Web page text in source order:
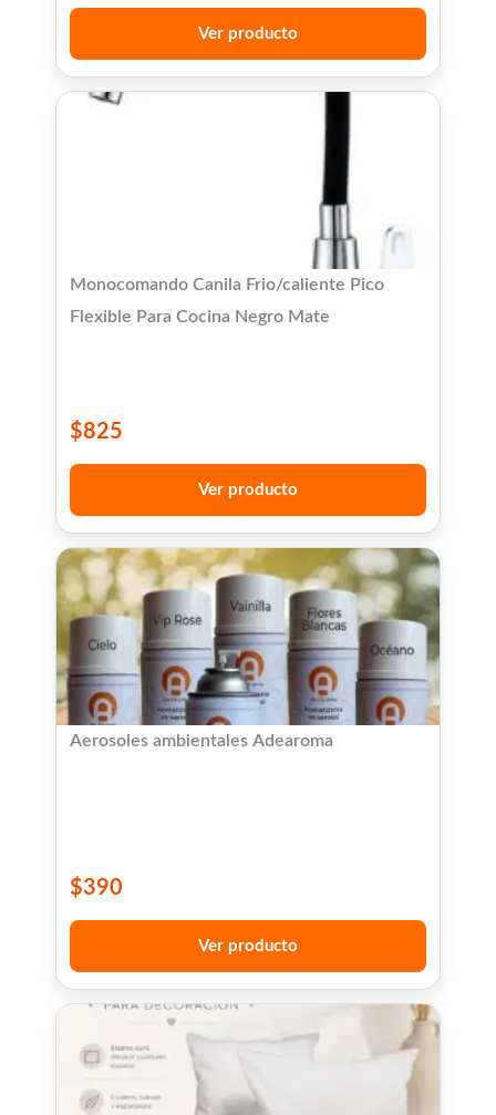
Ver producto
Monocomando Canila Frio/caliente Pico
Flexible Para Cocina Negro Mate
$825
Ver producto
Aerosoles ambientales Adearoma
$390
Ver producto